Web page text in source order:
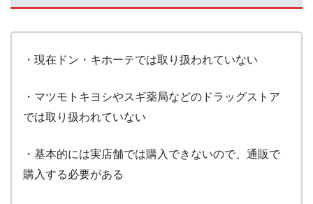
・現在ドン・キホーテでは取り扱われていない
・マツモトキヨシやスギ薬局などのドラッグストア
では取り扱われていない
・基本的には実店舗では購入できないので、通販で
購入する必要がある